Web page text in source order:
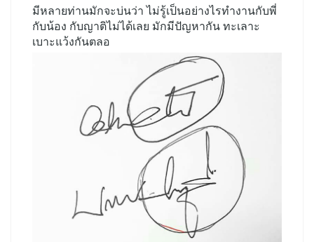
มีหลายท่านมักจะบ่นว่า ไม่รู้เป็นอย่างไรทำงานกับพี่
กับน้อง กับญาติไม่ได้เลย มักมีปัญหากัน ทะเลาะ
เบาะแว้งกันตลอ